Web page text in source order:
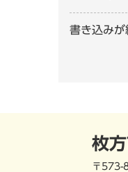
書き込みが
枚
〒573-